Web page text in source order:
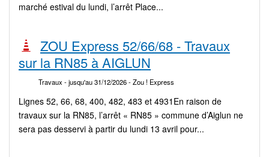
marché estival du lundi, l’arrêt Place...
ZOU Express 52/66/68 - Travaux
sur la RN85 à AIGLUN
Travaux - jusqu'au 31/12/2026- Zou ! Express
Lignes 52, 66, 68, 400, 482, 483 et 4931En raison de
travaux sur la RN85, l’arrêt « RN85 » commune d’Aiglun ne
sera pas desservi à partir du lundi 13 avril pour...